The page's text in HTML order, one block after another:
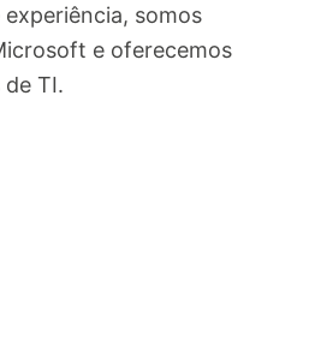
somos
e oferecemos
TI.